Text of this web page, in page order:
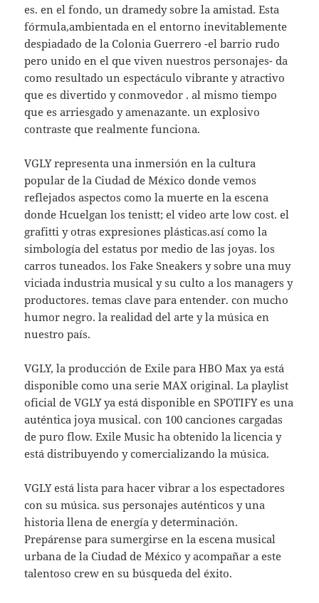
es. en el fondo, un dramedy sobre la amistad. Esta
fórmula,ambientada en el entorno inevitablemente
despiadado de la Colonia Guerrero -el barrio rudo
pero unido en el que viven nuestros personajes- da
como resultado un espectáculo vibrante y atractivo
que es divertido y conmovedor . al mismo tiempo
que es arriesgado y amenazante. un explosivo
contraste que realmente funciona.
VGLY representa una inmersión en la cultura
popular de la Ciudad de México donde vemos
reflejados aspectos como la muerte en la escena
donde Hcuelgan los tenistt; el video arte low cost. el
grafitti y otras expresiones plásticas.así como la
simbología del estatus por medio de las joyas. los
carros tuneados. los Fake Sneakers y sobre una muy
viciada industria musical y su culto a los managers y
productores. temas clave para entender. con mucho
humor negro. la realidad del arte y la música en
nuestro país.
VGLY, la producción de Exile para HBO Max ya está
disponible como una serie MAX original. La playlist
oficial de VGLY ya está disponible en SPOTIFY es una
auténtica joya musical. con 100 canciones cargadas
de puro flow. Exile Music ha obtenido la licencia y
está distribuyendo y comercializando la música.
VGLY está lista para hacer vibrar a los espectadores
con su música. sus personajes auténticos y una
historia llena de energía y determinación.
Prepárense para sumergirse en la escena musical
urbana de la Ciudad de México y acompañar a este
talentoso crew en su búsqueda del éxito.